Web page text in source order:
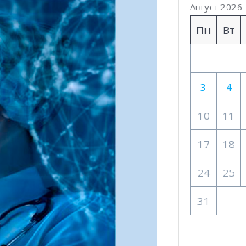
Август 2026
Пн Вт
3 4
10 11
17 18
24 25
31